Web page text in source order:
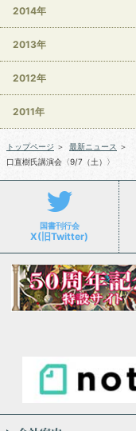
2014年
2013年
2012年
2011年
トップページ ＞ 最新ニュース ＞
口直樹氏講演会〈9/7（土）〉
国書刊行会
X(旧Twitter)